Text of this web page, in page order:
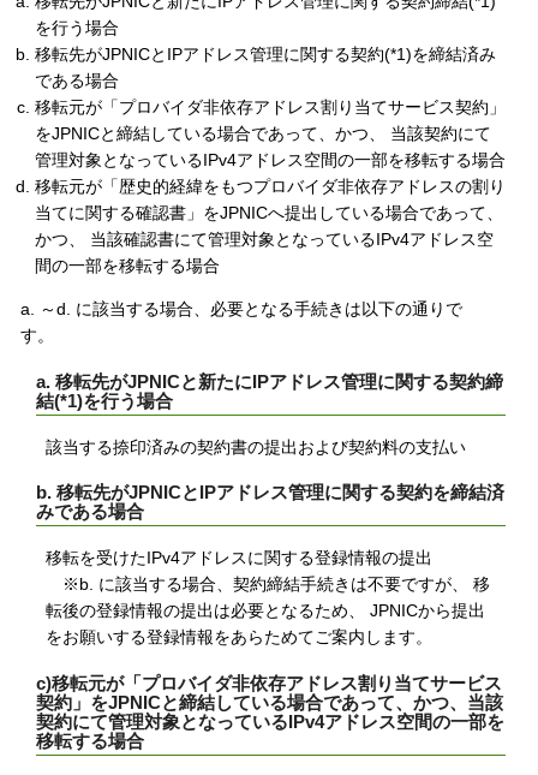
を行う場合
移転先がJPNICとIPアドレス管理に関する契約(*1)を締結済み
である場合
移転元が「プロバイダ非依存アドレス割り当てサービス契約」
をJPNICと締結している場合であって、かつ、 当該契約にて
管理対象となっているIPv4アドレス空間の一部を移転する場合
移転元が「歴史的経緯をもつプロバイダ非依存アドレスの割り
当てに関する確認書」をJPNICへ提出している場合であって、
かつ、 当該確認書にて管理対象となっているIPv4アドレス空
間の一部を移転する場合
a. ～d. に該当する場合、必要となる手続きは以下の通りで
す。
a. 移転先がJPNICと新たにIPアドレス管理に関する契約締
結(*1)を行う場合
該当する捺印済みの契約書の提出および契約料の支払い
b. 移転先がJPNICとIPアドレス管理に関する契約を締結済
みである場合
移転を受けたIPv4アドレスに関する登録情報の提出
※b. に該当する場合、契約締結手続きは不要ですが、 移
転後の登録情報の提出は必要となるため、 JPNICから提出
をお願いする登録情報をあらためてご案内します。
c)移転元が「プロバイダ非依存アドレス割り当てサービス
契約」をJPNICと締結している場合であって、かつ、当該
契約にて管理対象となっているIPv4アドレス空間の一部を
移転する場合